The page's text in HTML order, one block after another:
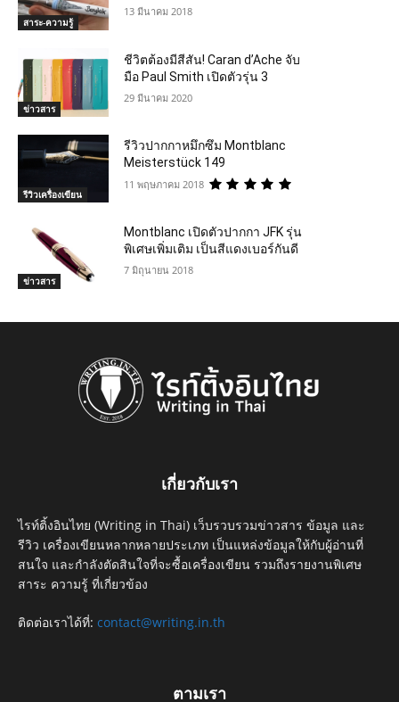
สาระ-ความรู้
13 มีนาคม 2018
ข่าวสาร
ชีวิตต้องมีสีสัน! Caran d’Ache จับ
มือ Paul Smith เปิดตัวรุ่น 3
29 มีนาคม 2020
รีวิวเครื่องเขียน
รีวิวปากกาหมึกซึม Montblanc
Meisterstück 149
11 พฤษภาคม 2018
ข่าวสาร
Montblanc เปิดตัวปากกา JFK รุ่น
พิเศษเพิ่มเติม เป็นสีแดงเบอร์กันดี
7 มิถุนายน 2018
เกี่ยวกับเรา
ไรท์ติ้งอินไทย (Writing in Thai) เว็บรวบรวมข่าวสาร ข้อมูล และ
รีวิว เครื่องเขียนหลากหลายประเภท เป็นแหล่งข้อมูลให้กับผู้อ่านที่
สนใจ และกำลังตัดสินใจที่จะซื้อเครื่องเขียน รวมถึงรายงานพิเศษ
สาระ ความรู้ ที่เกี่ยวข้อง
ติดต่อเราได้ที่: contact@writing.in.th
ตามเรา